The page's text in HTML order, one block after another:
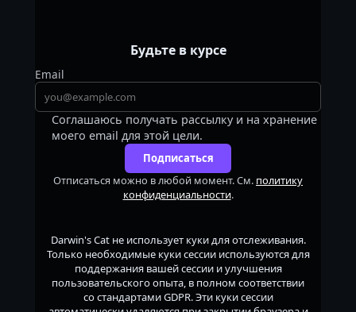
Будьте в курсе
Email
Соглашаюсь получать рассылку и на хранение
моего email для этой цели.
Подписаться
Отписаться можно в любой момент. См. политику
конфиденциальности.
Darwin's Catне использует куки для отслеживания.
Только необходимые куки сессии используются для
поддержания вашей сессии и улучшения
пользовательского опыта, в полном соответствии
со стандартами GDPR. Эти куки сессии